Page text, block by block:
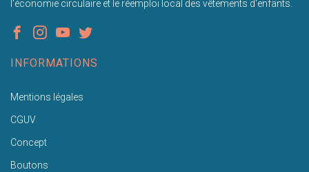
l'économie circulaire et le réemploi local des vêtements d'enfants.
INFORMATIONS
Mentions légales
CGUV
Concept
Boutons